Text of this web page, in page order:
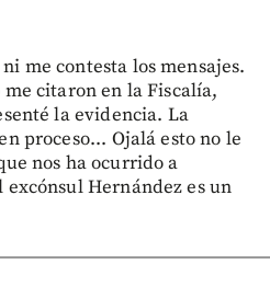
me contesta los mensajes.
citaron en la Fiscalía,
la evidencia. La
proceso... Ojalá esto no le
nos ha ocurrido a
Hernández es un